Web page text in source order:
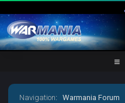
Navigation:Warmania Forum